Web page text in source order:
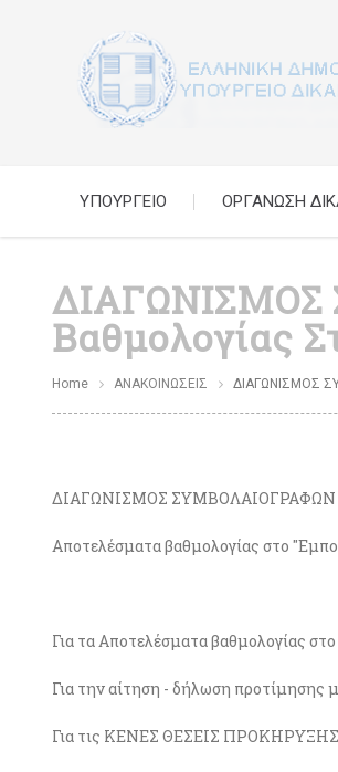
ΥΠΟΥΡΓΕΙΟ ΟΡΓΑΝΩΣΗ
ΔΙΑΓΩΝΙΣΜΟΣ
Βαθμολογίας
Home ΑΝΑΚΟΙΝΩΣΕΙΣ ΔΙΑΓΩΝΙΣΜΟΣ
ΔΙΑΓΩΝΙΣΜΟΣ ΣΥΜΒΟΛΑΙΟΓΡΑΦΩΝ
Αποτελέσματα βαθμολογίας στο
Για τα Αποτελέσματα βαθμολογίας
Για την αίτηση - δήλωση προτίμησης
Για τις ΚΕΝΕΣ ΘΕΣΕΙΣ